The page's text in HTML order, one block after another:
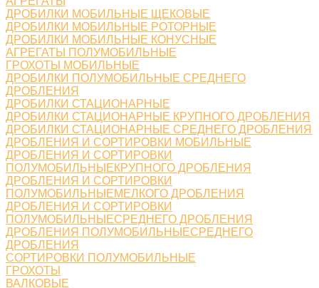
ДРОБИЛКИ МОБИЛЬНЫЕ ЩЕКОВЫЕ
ДРОБИЛКИ МОБИЛЬНЫЕ РОТОРНЫЕ
ДРОБИЛКИ МОБИЛЬНЫЕ КОНУСНЫЕ
АГРЕГАТЫ ПОЛУМОБИЛЬНЫЕ
ГРОХОТЫ МОБИЛЬНЫЕ
ДРОБИЛКИ ПОЛУМОБИЛЬНЫЕ СРЕДНЕГО
ДРОБЛЕНИЯ
ДРОБИЛКИ СТАЦИОНАРНЫЕ
ДРОБИЛКИ СТАЦИОНАРНЫЕ КРУПНОГО ДРОБЛЕНИЯ
ДРОБИЛКИ СТАЦИОНАРНЫЕ СРЕДНЕГО ДРОБЛЕНИЯ
ДРОБЛЕНИЯ И СОРТИРОВКИ МОБИЛЬНЫЕ
ДРОБЛЕНИЯ И СОРТИРОВКИ
ПОЛУМОБИЛЬНЫЕКРУПНОГО ДРОБЛЕНИЯ
ДРОБЛЕНИЯ И СОРТИРОВКИ
ПОЛУМОБИЛЬНЫЕМЕЛКОГО ДРОБЛЕНИЯ
ДРОБЛЕНИЯ И СОРТИРОВКИ
ПОЛУМОБИЛЬНЫЕСРЕДНЕГО ДРОБЛЕНИЯ
ДРОБЛЕНИЯ ПОЛУМОБИЛЬНЫЕСРЕДНЕГО
ДРОБЛЕНИЯ
СОРТИРОВКИ ПОЛУМОБИЛЬНЫЕ
ГРОХОТЫ
ВАЛКОВЫЕ